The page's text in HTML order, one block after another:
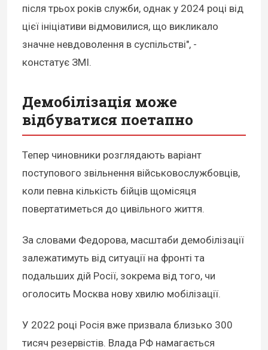
після трьох років служби, однак у 2024 році від
цієї ініціативи відмовилися, що викликало
значне невдоволення в суспільстві", -
констатує ЗМІ.
Демобілізація може
відбуватися поетапно
Тепер чиновники розглядають варіант
поступового звільнення військовослужбовців,
коли певна кількість бійців щомісяця
повертатиметься до цивільного життя.
За словами Федорова, масштаби демобілізації
залежатимуть від ситуації на фронті та
подальших дій Росії, зокрема від того, чи
оголосить Москва нову хвилю мобілізації.
У 2022 році Росія вже призвала близько 300
тисяч резервістів. Влада РФ намагається